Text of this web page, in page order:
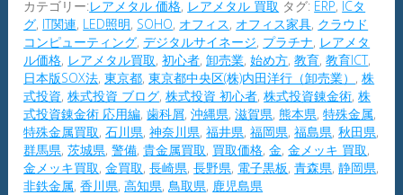
カテゴリー:レアメタル 価格, レアメタル 買取 タグ: ERP, ICタ
グ, IT関連, LED照明, SOHO, オフィス, オフィス家具, クラウド
コンピューティング,デジタルサイネージ, プラチナ, レアメタ
ル価格, レアメタル買取,初心者,卸売業,始め方,教育,教育ICT,
日本版SOX法,東京都,東京都中央区(株)内田洋行（卸売業） ,株
式投資,株式投資 ブログ,株式投資 初心者,株式投資錬金術,株
式投資錬金術 応用編,歯科屑,沖縄県,滋賀県,熊本県,特殊金属,
特殊金属買取,石川県,神奈川県,福井県,福岡県,福島県,秋田県,
群馬県,茨城県,警備,貴金属買取, 買取価格,金,金メッキ 買取,
金メッキ買取,金買取,長崎県,長野県, 電子黒板,青森県,静岡県,
非鉄金属,香川県,高知県, 鳥取県, 鹿児島県